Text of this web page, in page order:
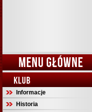
MENU GŁÓWNE
KLUB
Informacje
Historia